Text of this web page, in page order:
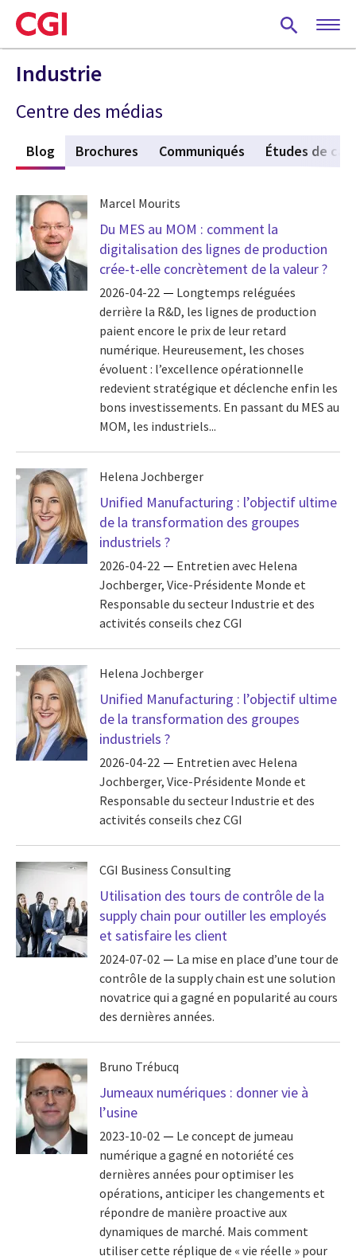
Skip
to
main
content
Industrie
Centre des médias
Blog (active tab)
Brochures Communiqués Études de cas
Marcel Mourits
Du MES au MOM : comment la
digitalisation des lignes de production
crée-t-elle concrètement de la valeur ?
2026-04-22
Longtemps reléguées
derrière la R&D, les lignes de production
paient encore le prix de leur retard
numérique. Heureusement, les choses
évoluent : l’excellence opérationnelle
redevient stratégique et déclenche enfin les
bons investissements. En passant du MES au
MOM, les industriels...
Helena Jochberger
Unified Manufacturing : l’objectif ultime
de la transformation des groupes
industriels ?
2026-04-22
Entretien avec Helena
Jochberger, Vice-Présidente Monde et
Responsable du secteur Industrie et des
activités conseils chez CGI
Helena Jochberger
Unified Manufacturing : l’objectif ultime
de la transformation des groupes
industriels ?
2026-04-22
Entretien avec Helena
Jochberger, Vice-Présidente Monde et
Responsable du secteur Industrie et des
activités conseils chez CGI
CGI Business Consulting
Utilisation des tours de contrôle de la
supply chain pour outiller les employés
et satisfaire les client
2024-07-02
La mise en place d’une tour de
contrôle de la supply chain est une solution
novatrice qui a gagné en popularité au cours
des dernières années.
Bruno Trébucq
Jumeaux numériques : donner vie à
l’usine
2023-10-02
Le concept de jumeau
numérique a gagné en notoriété ces
dernières années pour optimiser les
opérations, anticiper les changements et
répondre de manière proactive aux
dynamiques de marché. Mais comment
utiliser cette réplique de « vie réelle » pour